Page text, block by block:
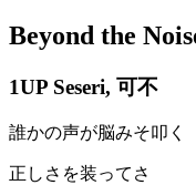
Beyond the
1UP Seseri, 可不
誰かの声が脳みそ叩く
正しさを装ってさ